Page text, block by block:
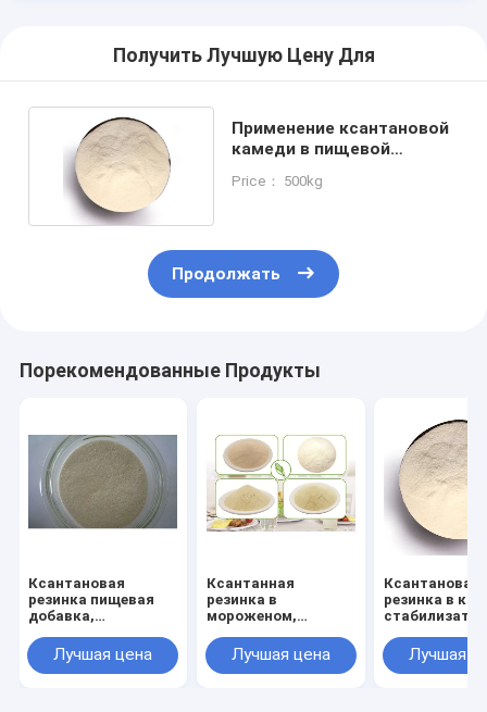
Получить Лучшую Цену Для
Применение ксантановой
камеди в пищевой
Price： 500kg
Продолжать
Порекомендованные Продукты
Ксантановая
резинка пищевая
добавка,
ксантановая
резинка в пищевых
Лучшая цена
Ксантанная
резинка в
мороженом,
резинка пищевого
качества
Лучшая цена
Ксантановая
резинка в
эмульгатора
Лучшая